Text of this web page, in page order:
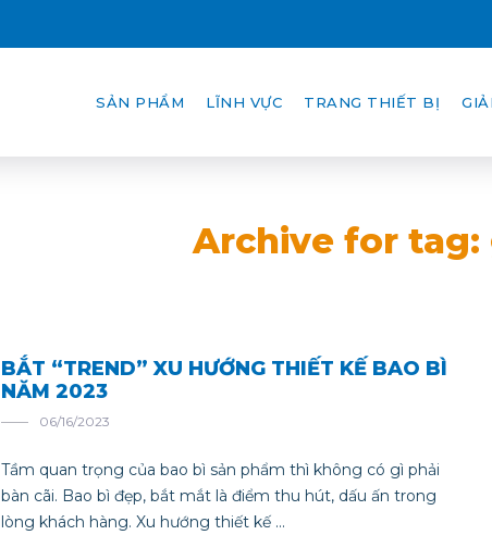
SẢN PHẨM LĨNH VỰC TRANG THIẾT BỊ
Archive for
BẮT “TREND” XU HƯỚNG THIẾT KẾ BAO BÌ
NĂM 2023
06/16/2023
Tầm quan trọng của bao bì sản phẩm thì không có gì phải
bàn cãi. Bao bì đẹp, bắt mắt là điểm thu hút, dấu ấn trong
lòng khách hàng. Xu hướng thiết kế ...